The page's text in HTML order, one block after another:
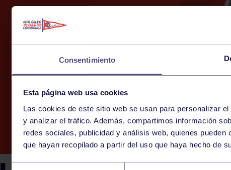
Consentimiento
Esta página web usa cookies
Las cookies de este sitio web se usan para personalizar
y analizar el tráfico. Además, compartimos información
redes sociales, publicidad y análisis web, quienes
que hayan recopilado a partir del uso que haya hecho de
26 SATURDAY
NOVEMBER